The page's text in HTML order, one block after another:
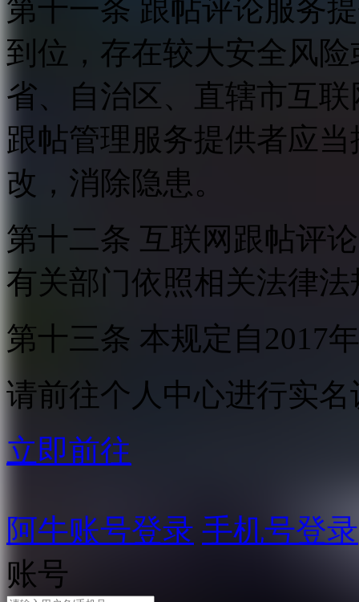
第十一条 跟帖评论服务
到位，存在较大安全风
省、自治区、直辖市互
跟帖管理服务提供者应
改，消除隐患。
第十二条 互联网跟帖评
有关部门依照相关法律
第十三条 本规定自2017
请前往个人中心进行实名
立即前往
阿牛账号登录 手机号登录
账号